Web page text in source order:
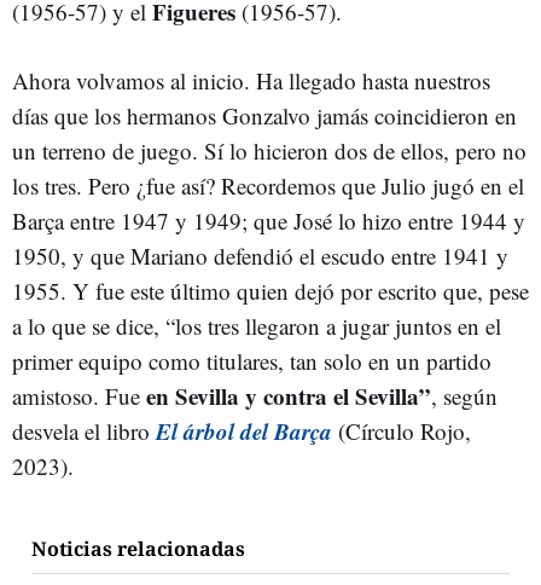
(1956-57) y el Figueres (1956-57).
Ahora volvamos al inicio. Ha llegado hasta nuestros
días que los hermanos Gonzalvo jamás coincidieron en
un terreno de juego. Sí lo hicieron dos de ellos, pero no
los tres. Pero ¿fue así? Recordemos que Julio jugó en el
Barça entre 1947 y 1949; que José lo hizo entre 1944 y
1950, y que Mariano defendió el escudo entre 1941 y
1955. Y fue este último quien dejó por escrito que, pese
a lo que se dice, “los tres llegaron a jugar juntos en el
primer equipo como titulares, tan solo en un partido
amistoso. Fue en Sevilla y contra el Sevilla”, según
desvela el libroEl árbol del Barça (Círculo Rojo,
2023).
Noticias relacionadas